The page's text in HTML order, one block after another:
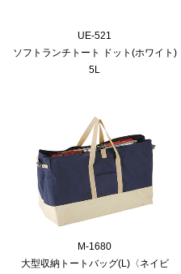
UE-521
ソフトランチトート ドット(ホワイト)
5L
M-1680
大型収納トートバッグ(L)〈ネイビ